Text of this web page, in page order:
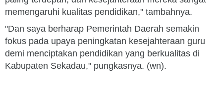
memengaruhi kualitas pendidikan," tambahnya.
"Dan saya berharap Pemerintah Daerah semakin
fokus pada upaya peningkatan kesejahteraan guru
demi menciptakan pendidikan yang berkualitas di
Kabupaten Sekadau," pungkasnya. (wn).